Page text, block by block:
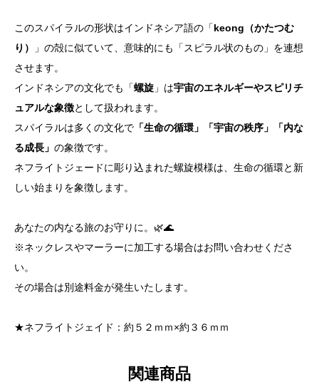
このスパイラルの形状はインドネシア語の「keong（かたつむ
り）
」の殻に似ていて、意味的にも「スピラル状のもの」を連想
させます。
インドネシアの文化でも「螺旋 」は宇宙のエネルギーやスピリチ
ュアルな象徴として扱われます。
スパイラルは多くの文化で 「生命の循環」「宇宙の秩序」「内な
る成長」 の象徴です。
ネフライトジェードに彫り込まれた螺旋模様は、生命の循環と新
しい始まりを象徴します。
あなたの内なる旅のお守りに。🌿🌊
※ネックレスやマーラーに加工する場合はお問い合わせくださ
い。
その場合は別途料金が発生いたします。
★ネフライトジェイド：約５２ｍｍ×約３６ｍｍ
関連商品